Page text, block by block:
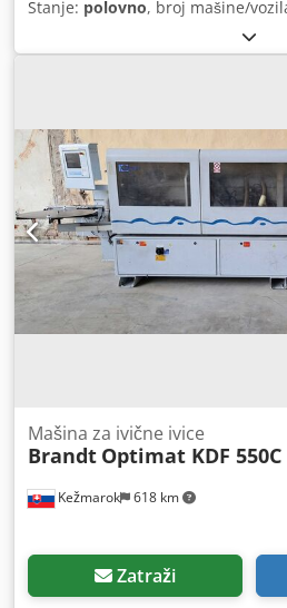
Stanje: polovno, broj mašine/
Kežmarok 618 km
Mašina za ivične ivice
Brandt Optimat KDF 550C
Zatraži